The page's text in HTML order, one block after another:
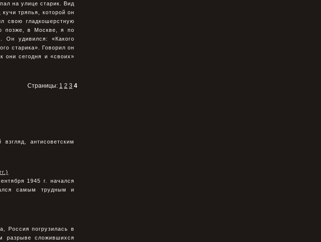
на улице старик. Вид
тряпья, которой он
свою гладкошерстную
позже, в Москве, я по
Он удивился: «Какого
старика». Говорил он
они сегодня и «своих»
Страницы: 1 2 3 4
антисоветским
1945 г. начался
самым трудным и
Россия погрузилась в
разрыве сложившихся